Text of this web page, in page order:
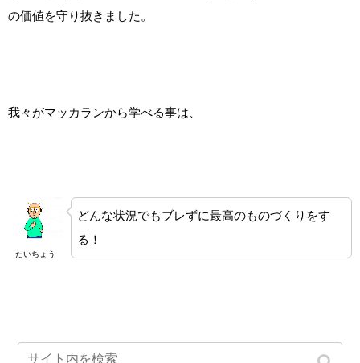
の価値を守り抜きました。
我々がマッカランから学べる事は、
たいちょう
どんな状況でもブレずに最高のものづくりをす
る！